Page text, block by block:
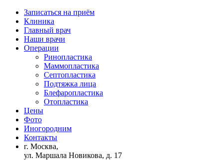
Записаться на приём
Клиника
Главный врач
Наши врачи
Операции
Ринопластика
Маммопластика
Септопластика
Подтяжка лица
Блефаропластика
Отопластика
Цены
Фото
Иногородним
Контакты
г. Москва,
ул. Маршала Новикова, д. 17